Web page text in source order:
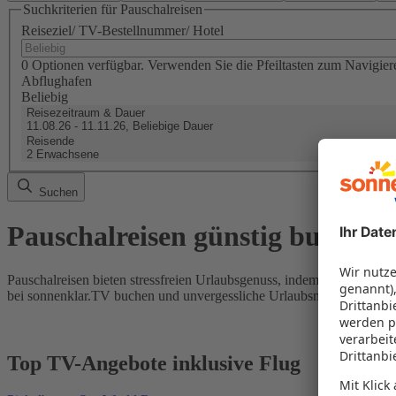
Suchkriterien für Pauschalreisen
Reiseziel/ TV-Bestellnummer/ Hotel
0 Optionen verfügbar. Verwenden Sie die Pfeiltasten zum
Abflughafen
Beliebig
Reisezeitraum & Dauer
11.08.26 - 11.11.26, Beliebige Dauer
Reisende
2 Erwachsene
Suchen
Pauschalreisen günstig buchen
Pauschalreisen bieten stressfreien Urlaubsgenuss, indem Flug und
bei sonnenklar.TV buchen und unvergessliche Urlaubsmomente
Top TV-Angebote inklusive Flug